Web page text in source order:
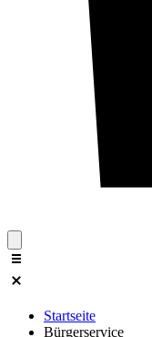
Startseite
Bürgerservice